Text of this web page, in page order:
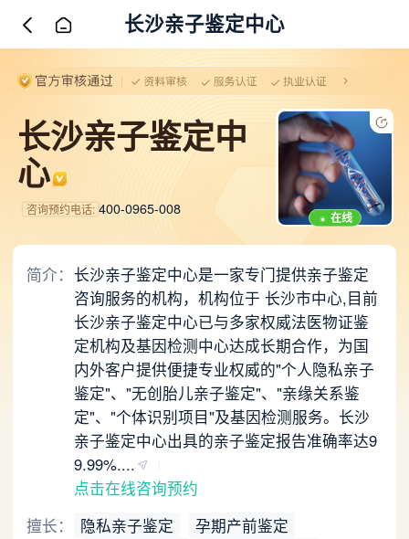
长沙亲子鉴定中心
在线
长沙亲子鉴定中
心
咨询预约电话: 400-0965-008
简介： 长沙亲子鉴定中心是一家专门提供亲子鉴定
咨询服务的机构，机构位于 长沙市中心,目前
长沙亲子鉴定中心已与多家权威法医物证鉴
定机构及基因检测中心达成长期合作，为国
内外客户提供便捷专业权威的"个人隐私亲子
鉴定"、"无创胎儿亲子鉴定"、"亲缘关系鉴
定"、"个体识别项目"及基因检测服务。长沙
亲子鉴定中心出具的亲子鉴定报告准确率达9
9.99%....
点击在线咨询预约
擅长：
隐私亲子鉴定
孕期产前鉴定